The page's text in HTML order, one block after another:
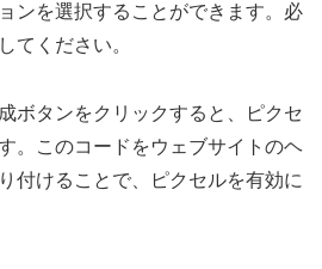
ンを選択することができます。必
てください。
ボタンをクリックすると、ピクセ
。このコードをウェブサイトのヘ
付けることで、ピクセルを有効に